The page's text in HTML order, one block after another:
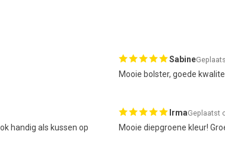
Sabine
Mooie bolster, goede
handig als kussen op
IrmaGeplaatst
Mooie diepgroene kleur!